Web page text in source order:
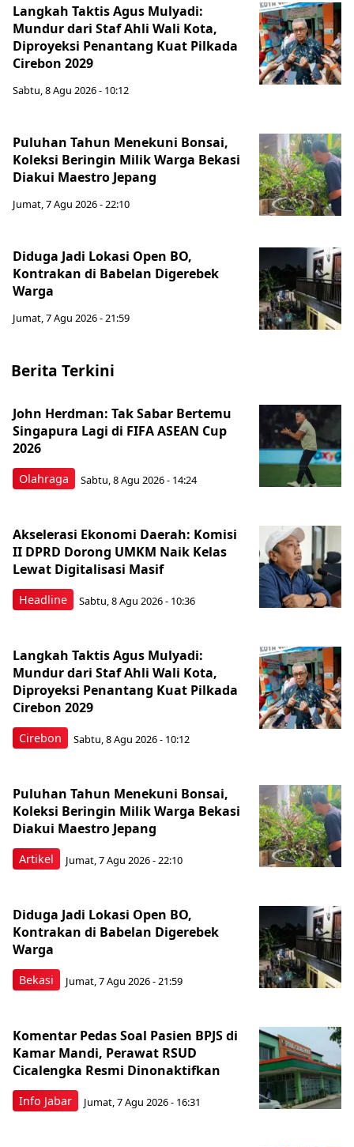
Langkah Taktis Agus Mulyadi:
Mundur dari Staf Ahli Wali Kota,
Diproyeksi Penantang Kuat Pilkada
Cirebon 2029
Sabtu, 8 Agu 2026 - 10:12
Puluhan Tahun Menekuni Bonsai,
Koleksi Beringin Milik Warga Bekasi
Diakui Maestro Jepang
Jumat, 7 Agu 2026 - 22:10
Diduga Jadi Lokasi Open BO,
Kontrakan di Babelan Digerebek
Warga
Jumat, 7 Agu 2026 - 21:59
Berita Terkini
Olahraga
John Herdman: Tak Sabar Bertemu
Singapura Lagi di FIFA ASEAN Cup
2026
Sabtu, 8 Agu 2026 - 14:24
Headline
Akselerasi Ekonomi Daerah: Komisi
II DPRD Dorong UMKM Naik Kelas
Lewat Digitalisasi Masif
Sabtu, 8 Agu 2026 - 10:36
Cirebon
Langkah Taktis Agus Mulyadi:
Mundur dari Staf Ahli Wali Kota,
Diproyeksi Penantang Kuat Pilkada
Cirebon 2029
Sabtu, 8 Agu 2026 - 10:12
Artikel
Puluhan Tahun Menekuni Bonsai,
Koleksi Beringin Milik Warga Bekasi
Diakui Maestro Jepang
Jumat, 7 Agu 2026 - 22:10
Bekasi
Diduga Jadi Lokasi Open BO,
Kontrakan di Babelan Digerebek
Warga
Jumat, 7 Agu 2026 - 21:59
Info Jabar
Komentar Pedas Soal Pasien BPJS di
Kamar Mandi, Perawat RSUD
Cicalengka Resmi Dinonaktifkan
Jumat, 7 Agu 2026 - 16:31